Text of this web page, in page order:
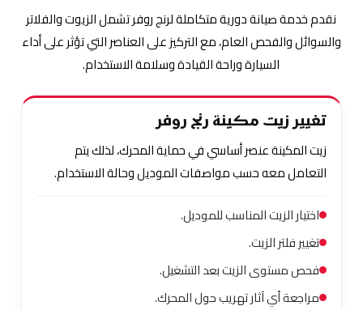
نقدم خدمة صيانة دورية متكاملة لرنج روفر تشمل الزيوت والفلاتر
والسوائل والفحص العام، مع التركيز على العناصر التي تؤثر على أداء
السيارة وراحة القيادة وسلامة الاستخدام.
تغيير زيت مكينة رنج روفر
زيت المكينة عنصر أساسي في حماية المحرك، لذلك يتم
التعامل معه حسب مواصفات الموديل وحالة الاستخدام.
اختيار الزيت المناسب للموديل.
تغيير فلتر الزيت.
فحص مستوى الزيت بعد التشغيل.
مراجعة أي آثار تهريب حول المحرك.